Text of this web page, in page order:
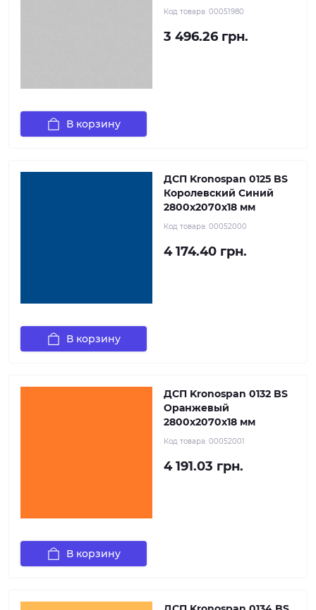
Код товара: 00051980
3 496.26 грн.
В корзину
ДСП Kronospan 0125 BS
Королевский Синий
2800x2070x18 мм
Код товара: 00052000
4 174.40 грн.
В корзину
ДСП Kronospan 0132 BS
Оранжевый
2800x2070x18 мм
Код товара: 00052001
4 191.03 грн.
В корзину